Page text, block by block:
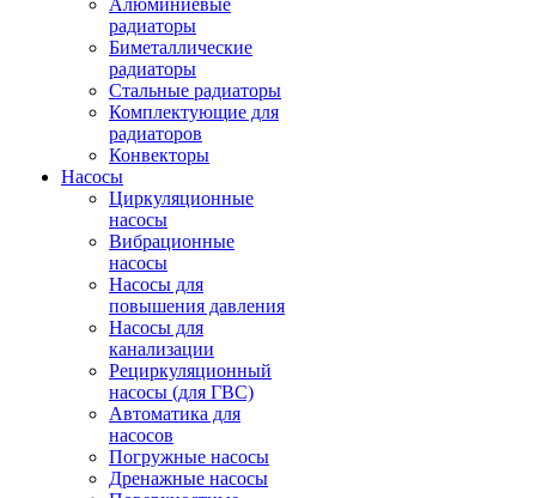
Алюминиевые
радиаторы
Биметаллические
радиаторы
Стальные радиаторы
Комплектующие для
радиаторов
Конвекторы
Насосы
Циркуляционные
насосы
Вибрационные
насосы
Насосы для
повышения давления
Насосы для
канализации
Рециркуляционный
насосы (для ГВС)
Автоматика для
насосов
Погружные насосы
Дренажные насосы